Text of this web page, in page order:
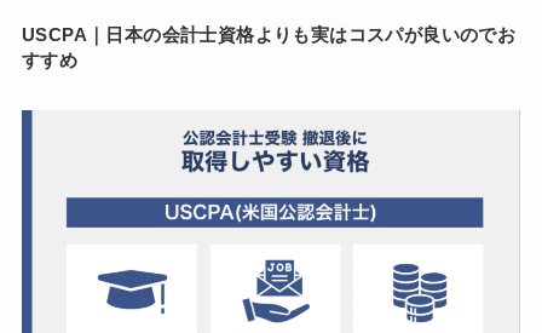
USCPA｜日本の会計士資格よりも実はコスパが良いのでお
すすめ